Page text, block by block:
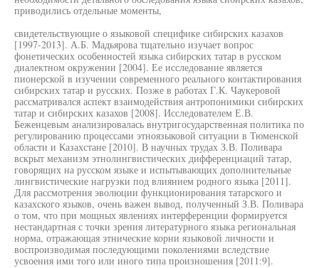
приводились отдельные моменты,
свидетельствующие о языковой специфике сибирских казахов
[1997-2013]. А.Б. Мадьярова тщательно изучает вопрос
фонетических особенностей языка сибирских татар в русском
диалектном окружении [2004]. Ее исследование является
пионерской в изучении современного реального контактирования
сибирских татар и русских. Позже в работах Г.К. Чаукеровой
рассматривался аспект взаимодействия антропонимики сибирских
татар и сибирских казахов [2008]. Исследователем Е.В.
Беженцевым анализировалась внутригосударственная политика по
регулированию процессами этноязыковой ситуации в Тюменской
области и Казахстане [2010]. В научных трудах З.В. Поливара
вскрыт механизм этнолингвистических дифференциаций татар,
говорящих на русском языке и испытывающих дополнительные
лингвистические нагрузки под влиянием родного языка [2011].
Для рассмотрения эволюции функционирования татарского и
казахского языков, очень важен вывод, полученный З.В. Поливара
о том, что при мощных явлениях интерференции формируется
нестандартная с точки зрения литературного языка региональная
норма, отражающая этнические корни языковой личности и
воспроизводимая последующими поколениями вследствие
усвоения ими того или иного типа произношения [2011:9].